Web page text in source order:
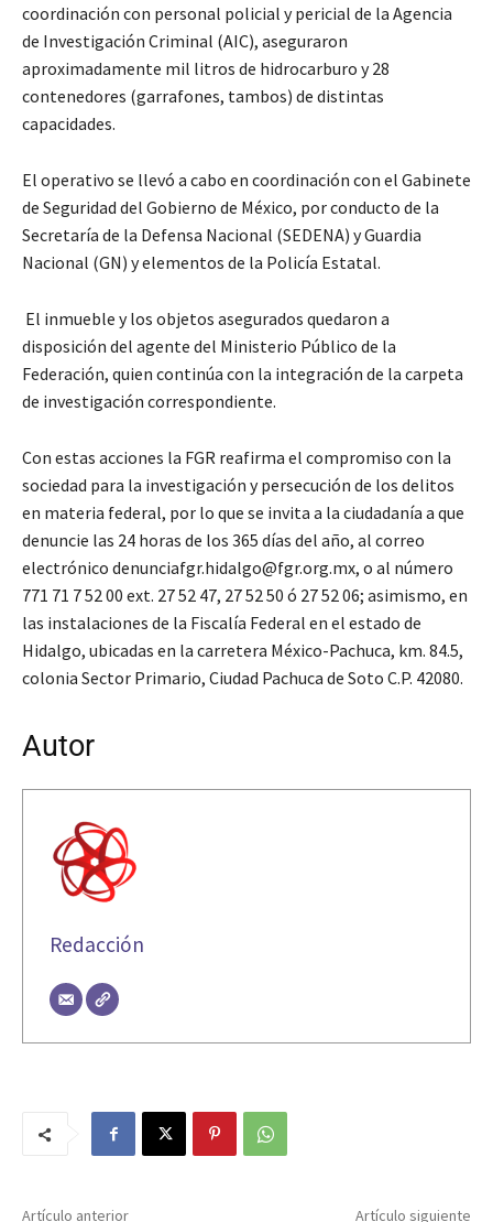
coordinación con personal policial y pericial de la Agencia
de Investigación Criminal (AIC), aseguraron
aproximadamente mil litros de hidrocarburo y 28
contenedores (garrafones, tambos) de distintas
capacidades.
El operativo se llevó a cabo en coordinación con el Gabinete
de Seguridad del Gobierno de México, por conducto de la
Secretaría de la Defensa Nacional (SEDENA) y Guardia
Nacional (GN) y elementos de la Policía Estatal.
El inmueble y los objetos asegurados quedaron a
disposición del agente del Ministerio Público de la
Federación, quien continúa con la integración de la carpeta
de investigación correspondiente.
Con estas acciones la FGR reafirma el compromiso con la
sociedad para la investigación y persecución de los delitos
en materia federal, por lo que se invita a la ciudadanía a que
denuncie las 24 horas de los 365 días del año, al correo
electrónico denunciafgr.hidalgo@fgr.org.mx, o al número
771 71 7 52 00 ext. 27 52 47, 27 52 50 ó 27 52 06; asimismo, en
las instalaciones de la Fiscalía Federal en el estado de
Hidalgo, ubicadas en la carretera México-Pachuca, km. 84.5,
colonia Sector Primario, Ciudad Pachuca de Soto C.P. 42080.
Autor
Redacción
Artículo anterior Artículo siguiente